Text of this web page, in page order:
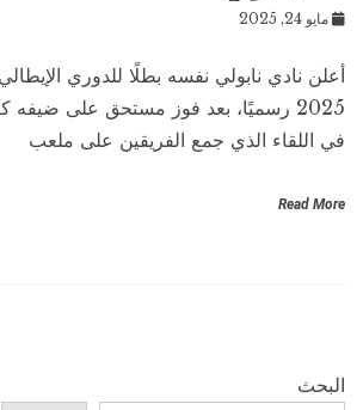
مايو 24, 2025
في اللقاء الذي جمع الفريقين على ملعب
Read More
البحث